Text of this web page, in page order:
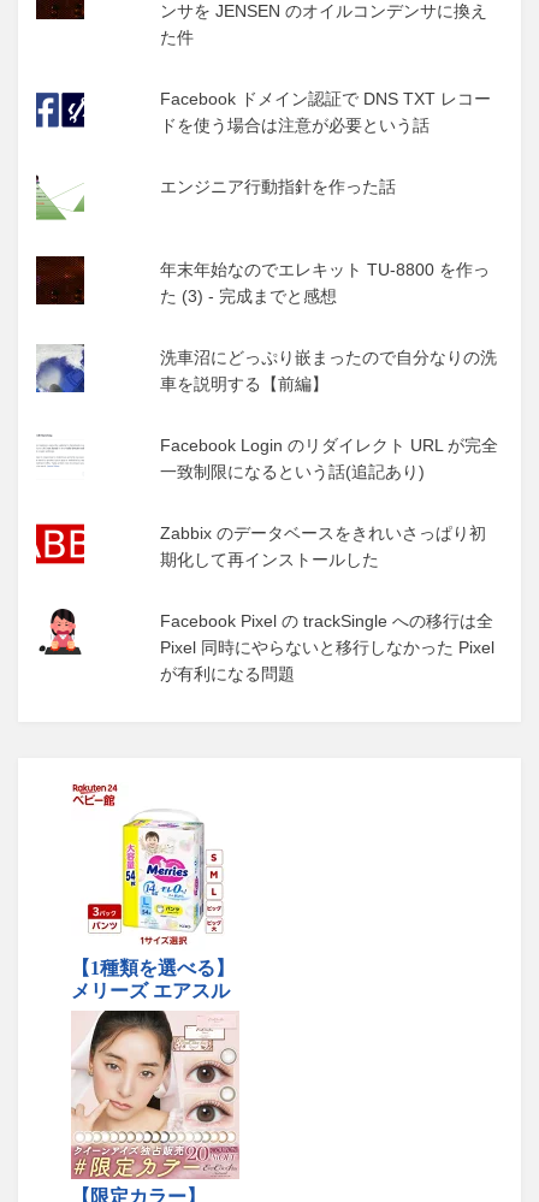
ンサを JENSEN のオイルコンデンサに換え
た件
Facebook ドメイン認証で DNS TXT レコー
ドを使う場合は注意が必要という話
エンジニア行動指針を作った話
年末年始なのでエレキット TU-8800 を作っ
た (3) - 完成までと感想
洗車沼にどっぷり嵌まったので自分なりの洗
車を説明する【前編】
Facebook Login のリダイレクト URL が完全
一致制限になるという話(追記あり)
Zabbix のデータベースをきれいさっぱり初
期化して再インストールした
Facebook Pixel の trackSingle への移行は全
Pixel 同時にやらないと移行しなかった Pixel
が有利になる問題